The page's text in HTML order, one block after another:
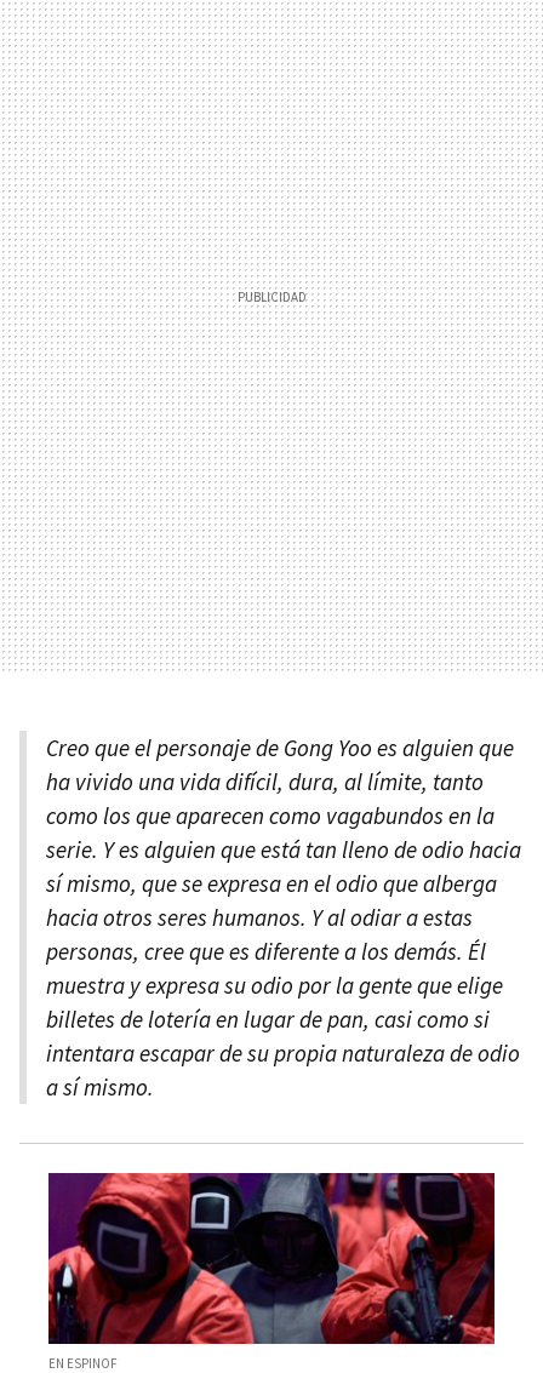
Creo que el personaje de Gong Yoo es alguien que
ha vivido una vida difícil, dura, al límite, tanto
como los que aparecen como vagabundos en la
serie. Y es alguien que está tan lleno de odio hacia
sí mismo, que se expresa en el odio que alberga
hacia otros seres humanos. Y al odiar a estas
personas, cree que es diferente a los demás. Él
muestra y expresa su odio por la gente que elige
billetes de lotería en lugar de pan, casi como si
intentara escapar de su propia naturaleza de odio
a sí mismo.
EN ESPINOF